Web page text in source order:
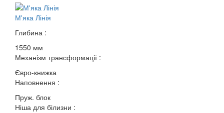
М'яка Лінія
Глибина :
1550 мм
Механізм трансформації :
Євро-книжка
Наповнення :
Пруж. блок
Ніша для білизни :